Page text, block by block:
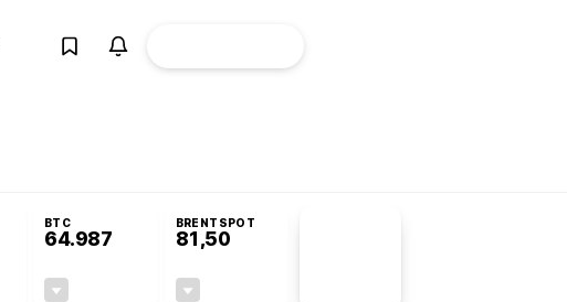
BTC
64.987
BRENTSPOT
81,50